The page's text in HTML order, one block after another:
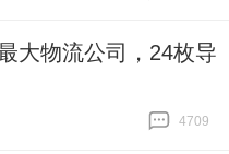
大物流公司，24枚导
4709